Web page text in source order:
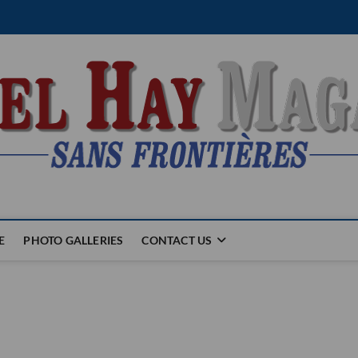
PHOTO GALLERIES CONTACT US